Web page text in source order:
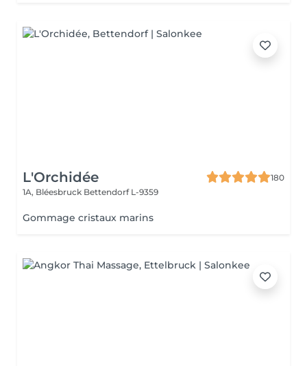
L'Orchidée
180
1A, Bléesbruck Bettendorf L-9359
Gommage cristaux marins